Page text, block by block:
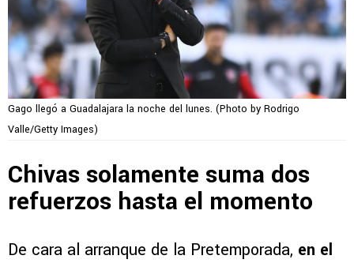
Gago llegó a Guadalajara la noche del lunes. (Photo by Rodrigo
Valle/Getty Images)
Chivas solamente suma dos
refuerzos hasta el momento
De cara al arranque de la Pretemporada, en el